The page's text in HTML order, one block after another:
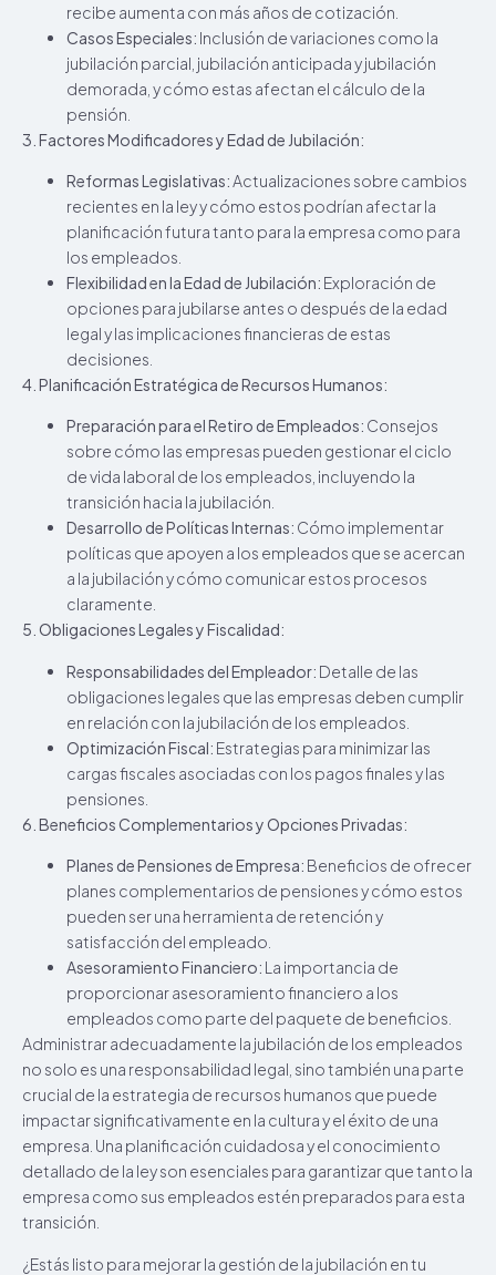
recibe aumenta con más años de cotización.
Casos Especiales: Inclusión de variaciones como la
jubilación parcial, jubilación anticipada y jubilación
demorada, y cómo estas afectan el cálculo de la
pensión.
3. Factores Modificadores y Edad de Jubilación:
Reformas Legislativas:Actualizaciones sobre cambios
recientes en la ley y cómo estos podrían afectar la
planificación futura tanto para la empresa como para
los empleados.
Flexibilidad en la Edad de Jubilación: Exploración de
opciones para jubilarse antes o después de la edad
legal y las implicaciones financieras de estas
decisiones.
4. Planificación Estratégica de Recursos Humanos:
Preparación para el Retiro de Empleados: Consejos
sobre cómo las empresas pueden gestionar el ciclo
de vida laboral de los empleados, incluyendo la
transición hacia la jubilación.
Desarrollo de Políticas Internas: Cómo implementar
políticas que apoyen a los empleados que se acercan
a la jubilación y cómo comunicar estos procesos
claramente.
5. Obligaciones Legales y Fiscalidad:
Responsabilidades del Empleador: Detalle de las
obligaciones legales que las empresas deben cumplir
en relación con la jubilación de los empleados.
Optimización Fiscal: Estrategias para minimizar las
cargas fiscales asociadas con los pagos finales y las
pensiones.
6. Beneficios Complementarios y Opciones Privadas:
Planes de Pensiones de Empresa: Beneficios de ofrecer
planes complementarios de pensiones y cómo estos
pueden ser una herramienta de retención y
satisfacción del empleado.
Asesoramiento Financiero: La importancia de
proporcionar asesoramiento financiero a los
empleados como parte del paquete de beneficios.
Administrar adecuadamente la jubilación de los empleados
no solo es una responsabilidad legal, sino también una parte
crucial de la estrategia de recursos humanos que puede
impactar significativamente en la cultura y el éxito de una
empresa. Una planificación cuidadosa y el conocimiento
detallado de la ley son esenciales para garantizar que tanto la
empresa como sus empleados estén preparados para esta
transición.
¿Estás listo para mejorar la gestión de la jubilación en tu